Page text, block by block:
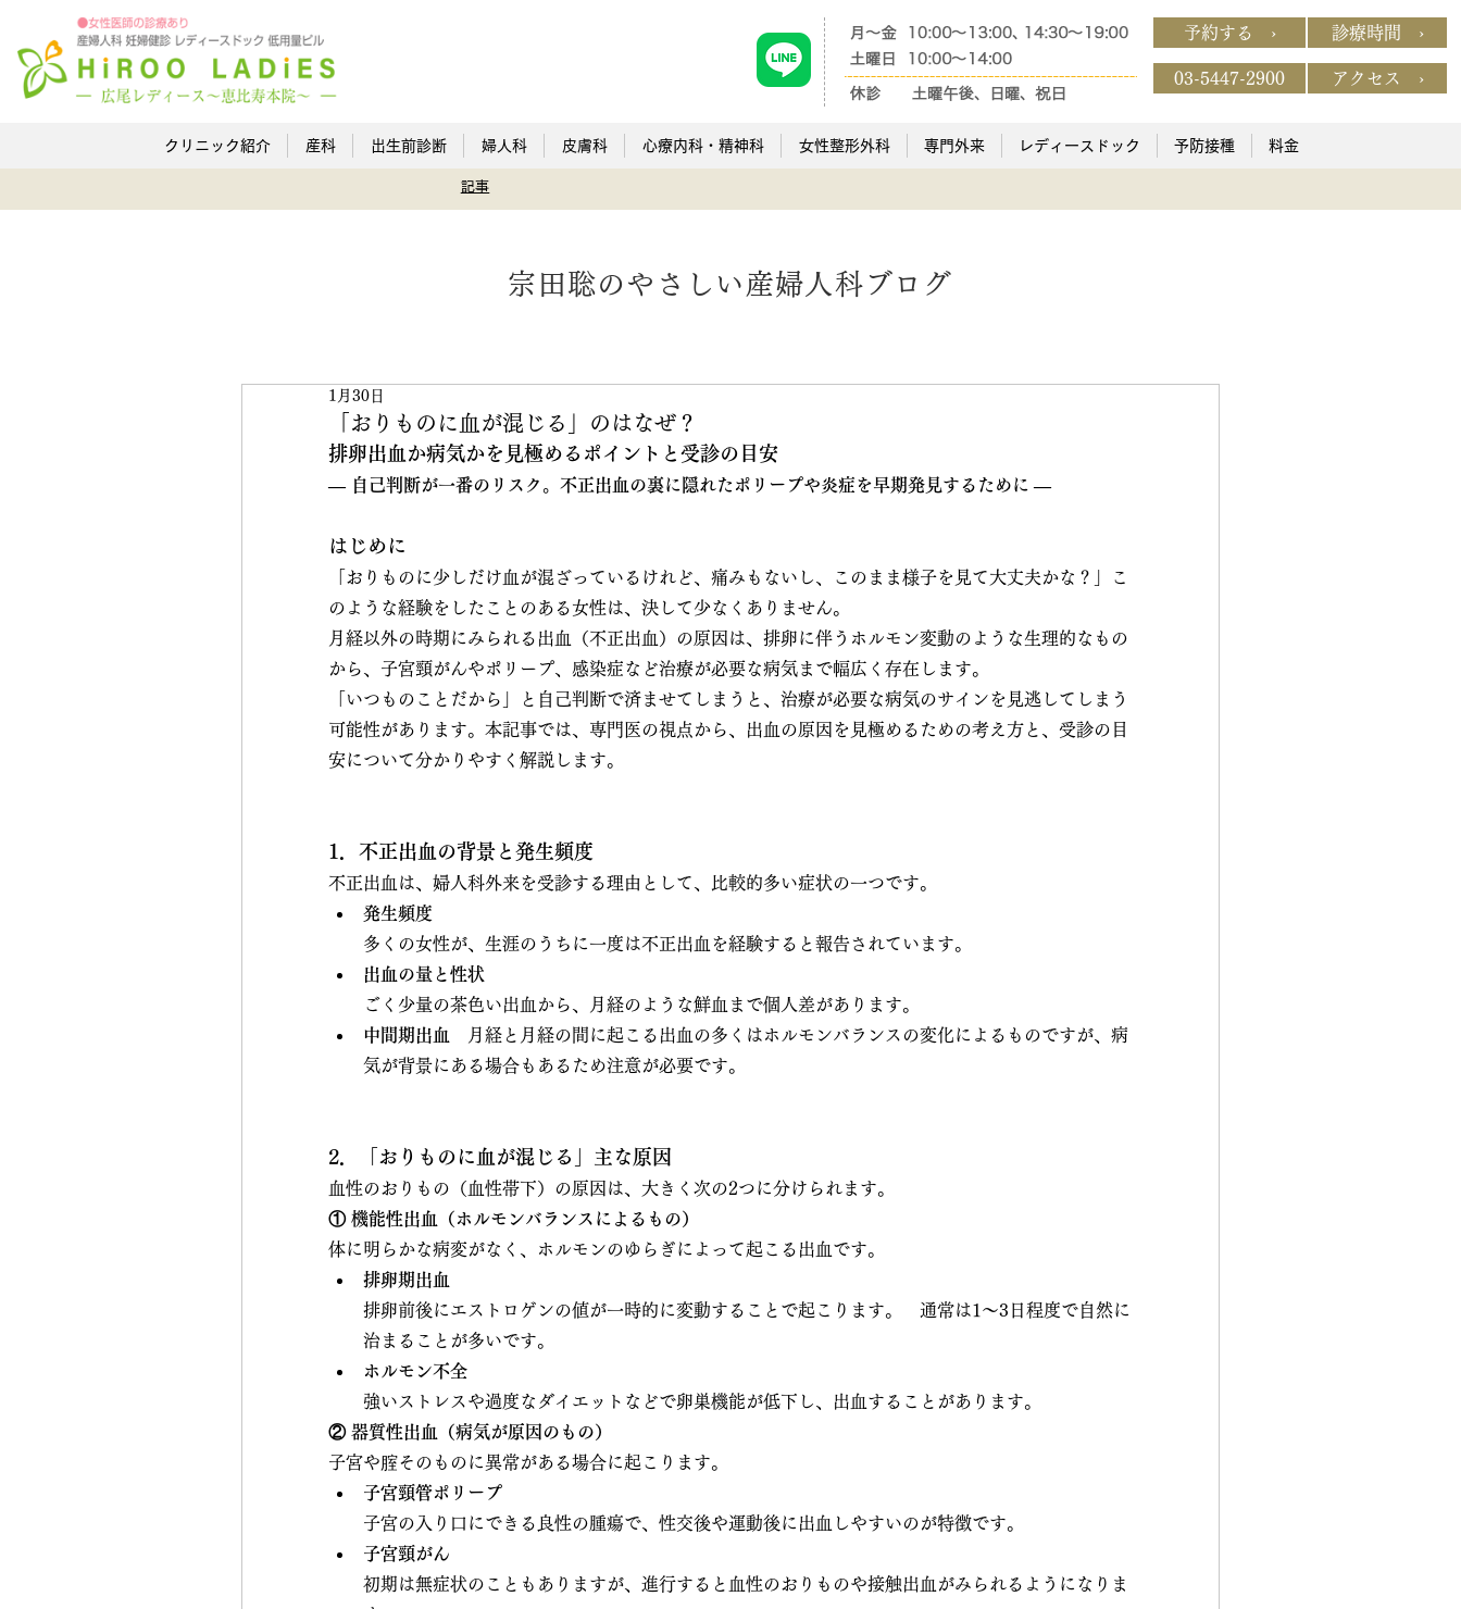
予約する › 診療時間 ›
03-5447-2900 アクセス ›
クリニック紹介 産科 出生前診断 婦人科 皮膚科 心療内科・精神科 女性整形外科 専門外来 レディースドック 予防接種 料金
記事
宗田聡のやさしい産婦人科ブログ
「おりものに血が混じる」のはなぜ？
1月30日
排卵出血か病気かを見極めるポイントと受診の目安
― 自己判断が一番のリスク。不正出血の裏に隠れたポリープや炎症を早期発見するために ―
はじめに
「おりものに少しだけ血が混ざっているけれど、痛みもないし、このまま様子を見て大丈夫かな？」こ
のような経験をしたことのある女性は、決して少なくありません。
月経以外の時期にみられる出血（不正出血）の原因は、排卵に伴うホルモン変動のような生理的なもの
から、子宮頸がんやポリープ、感染症など治療が必要な病気まで幅広く存在します。
「いつものことだから」と自己判断で済ませてしまうと、治療が必要な病気のサインを見逃してしまう
可能性があります。本記事では、専門医の視点から、出血の原因を見極めるための考え方と、受診の目
安について分かりやすく解説します。
1．不正出血の背景と発生頻度
不正出血は、婦人科外来を受診する理由として、比較的多い症状の一つです。
発生頻度
多くの女性が、生涯のうちに一度は不正出血を経験すると報告されています。
出血の量と性状
ごく少量の茶色い出血から、月経のような鮮血まで個人差があります。
中間期出血
月経と月経の間に起こる出血の多くはホルモンバランスの変化によるものですが、病
気が背景にある場合もあるため注意が必要です。
2．「おりものに血が混じる」主な原因
血性のおりもの（血性帯下）の原因は、大きく次の2つに分けられます。
① 機能性出血（ホルモンバランスによるもの）
体に明らかな病変がなく、ホルモンのゆらぎによって起こる出血です。
排卵期出血
排卵前後にエストロゲンの値が一時的に変動することで起こります。　通常は1〜3日程度で自然に
治まることが多いです。
ホルモン不全
強いストレスや過度なダイエットなどで卵巣機能が低下し、出血することがあります。
② 器質性出血（病気が原因のもの）
子宮や腟そのものに異常がある場合に起こります。
子宮頸管ポリープ
子宮の入り口にできる良性の腫瘍で、性交後や運動後に出血しやすいのが特徴です。
子宮頸がん
初期は無症状のこともありますが、進行すると血性のおりものや接触出血がみられるようになりま